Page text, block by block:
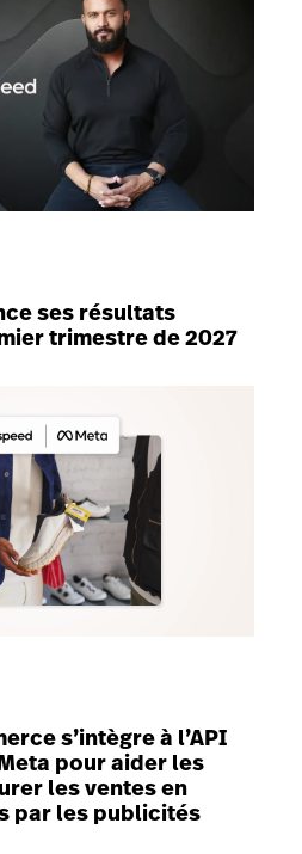
ses résultats
trimestre de 2027
s’intègre à l’API
pour aider les
les ventes en
par les publicités